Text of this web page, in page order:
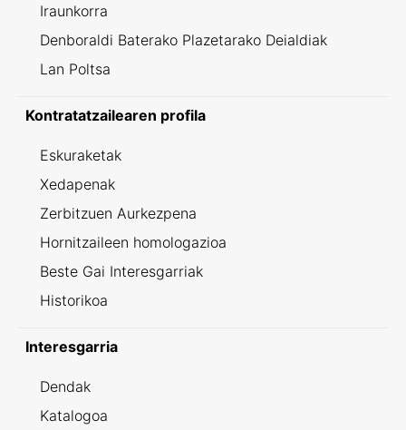
Iraunkorra
Denboraldi Baterako Plazetarako Deialdiak
Lan Poltsa
Kontratatzailearen profila
Eskuraketak
Xedapenak
Zerbitzuen Aurkezpena
Hornitzaileen homologazioa
Beste Gai Interesgarriak
Historikoa
Interesgarria
Dendak
Katalogoa